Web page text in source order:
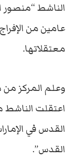
الناشط “منصور
معتقلاتها.
وعلم المركز
اعتقلت
القدس في
القدس”.